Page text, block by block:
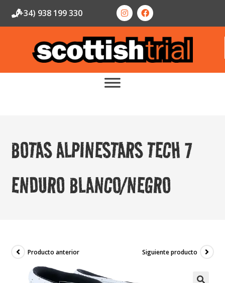
(+34) 938 199 330
BOTAS ALPINESTARS TECH 7
ENDURO BLANCO/NEGRO
Producto anterior Siguiente producto